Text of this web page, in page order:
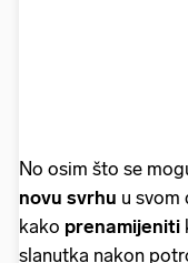
No osim što se
novu svrhu u svom
kako prenamijeniti
slanutka nakon